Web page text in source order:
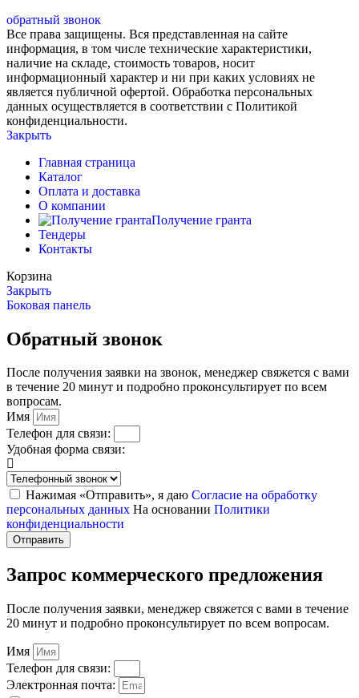
обратный звонок
Все права защищены. Вся представленная на сайте
информация, в том числе технические характеристики,
наличие на складе, стоимость товаров, носит
информационный характер и ни при каких условиях не
является публичной офертой. Обработка персональных
данных осуществляется в соответствии с Политикой
конфиденциальности.
Закрыть
Главная страница
Каталог
Оплата и доставка
О компании
Получение гранта
Тендеры
Контакты
Корзина
Закрыть
Боковая панель
Обратный звонок
После получения заявки на звонок, менеджер свяжется с вами
в течение 20 минут и подробно проконсультирует по всем
вопросам.
Имя
Телефон для связи:
Удобная форма связи:
Нажимая «Отправить», я даю Согласие на обработку
персональных данных На основании Политики
конфиденциальности
Отправить
Запрос коммерческого предложения
После получения заявки, менеджер свяжется с вами в течение
20 минут и подробно проконсультирует по всем вопросам.
Имя
Телефон для связи:
Электронная почта: